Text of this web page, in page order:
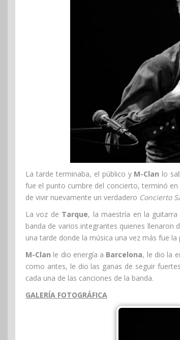
La tarde terminaba, el público yM-Clan lo
fue el punto cumbre del concierto, terminó
de vivir nuevamente un verdadero Concierto
La voz de Tarque, la maestría en la guitarra
banda de varios integrantes quienes
una tarde donde la música una vez más fue
M-Clan le dio energía a Barcelona, le dio la
como antes, le dio las ganas de seguir
cada una de las canciones de la banda.
GALERÍA FOTOGRÁFICA